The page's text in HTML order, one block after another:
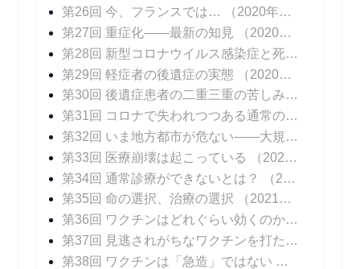
第26回 今、フランスでは…
（2020年11月16日 掲載）
第27回 重症化――最新の知見
（2020年11月23日 掲載）
第28回 新型コロナウイルス感染症と死
（2020年
第29回 軽症者の後遺症の実態
（2020年12月07日 掲載）
第30回 後遺症患者の二重三重の苦しみ
（2020年
第31回 コロナで失われつつある通常の診療
第32回 いま地方都市が危ない――大規模院内クラスターはなぜ起こるのか
第33回 医療崩壊は起こっている
（2021年01月11日 掲載）
第34回 通常診療ができないとは？
（2021年01月18日 掲載）
第35回 命の選択、治療の選択
（2021年01月25日 掲載）
第36回 ワクチンはどれぐらい効くのか？
第37回 見逃されがちなワクチンを打たないリスク
第38回 ワクチンは「急造」ではない
（2021年02